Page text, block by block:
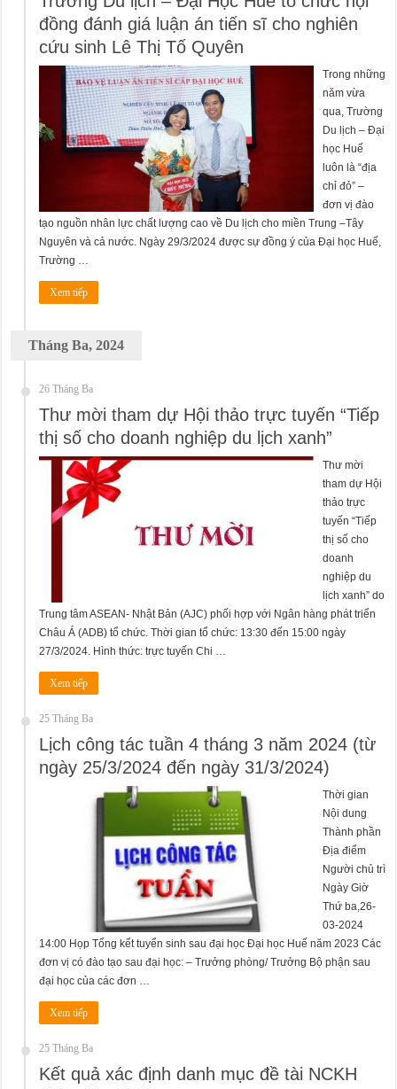
đồng đánh giá luận án tiến sĩ cho nghiên
cứu sinh Lê Thị Tố Quyên
Trong những
năm vừa
qua, Trường
Du lịch – Đại
học Huế
luôn là “địa
chỉ đỏ” –
đơn vị đào
tạo nguồn nhân lực chất lượng cao về Du lịch cho miền Trung –Tây
Nguyên và cả nước. Ngày 29/3/2024 được sự đồng ý của Đại học Huế,
Trường …
Xem tiếp
Tháng Ba, 2024
26 Tháng Ba
Thư mời tham dự Hội thảo trực tuyến “Tiếp
thị số cho doanh nghiệp du lịch xanh”
Thư mời
tham dự Hội
thảo trực
tuyến “Tiếp
thị số cho
doanh
nghiệp du
lịch xanh” do
Trung tâm ASEAN- Nhật Bản (AJC) phối hợp với Ngân hàng phát triển
Châu Á (ADB) tổ chức. Thời gian tổ chức: 13:30 đến 15:00 ngày
27/3/2024. Hình thức: trực tuyến Chi …
Xem tiếp
25 Tháng Ba
Lịch công tác tuần 4 tháng 3 năm 2024 (từ
ngày 25/3/2024 đến ngày 31/3/2024)
Thời gian
Nội dung
Thành phần
Địa điểm
Người chủ trì
Ngày Giờ
Thứ ba,26-
03-2024
14:00 Họp Tổng kết tuyển sinh sau đại học Đại học Huế năm 2023 Các
đơn vị có đào tạo sau đại học: – Trưởng phòng/ Trưởng Bộ phận sau
đại học của các đơn …
Xem tiếp
25 Tháng Ba
Kết quả xác định danh mục đề tài NCKH